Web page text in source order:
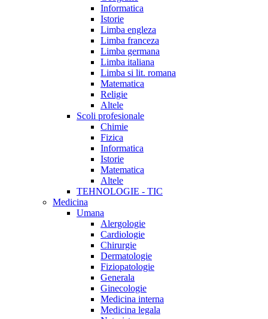
Informatica
Istorie
Limba engleza
Limba franceza
Limba germana
Limba italiana
Limba si lit. romana
Matematica
Religie
Altele
Scoli profesionale
Chimie
Fizica
Informatica
Istorie
Matematica
Altele
TEHNOLOGIE - TIC
Medicina
Umana
Alergologie
Cardiologie
Chirurgie
Dermatologie
Fiziopatologie
Generala
Ginecologie
Medicina interna
Medicina legala